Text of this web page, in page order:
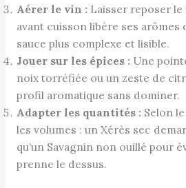
Aérer le vin : Laisser reposer
avant cuisson libère ses arômes
sauce plus complexe et lisible.
Jouer sur les épices : Une
noix torréfiée ou un zeste de
profil aromatique sans dominer.
Adapter les quantités : Selon
les volumes : un Xérès sec
qu’un Savagnin non ouillé pour
prenne le dessus.